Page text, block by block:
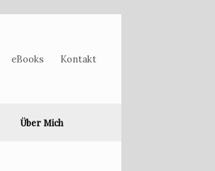
eBooks Kontakt
Über Mich